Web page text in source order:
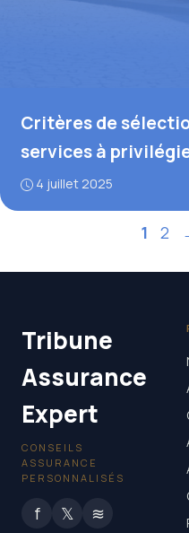
Critères de
services à
4 juillet 2025
Page
1 2
Tribune
Assurance
Expert
CONSEILS
ASSURANCE
PERSONNALISÉS
f 𝕏 ≋